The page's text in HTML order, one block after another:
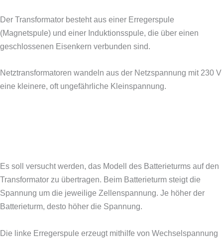
Der Transformator besteht aus einer Erregerspule
(Magnetspule) und einer Induktionsspule, die über einen
geschlossenen Eisenkern verbunden sind.
Netztransformatoren wandeln aus der Netzspannung mit 230 V
eine kleinere, oft ungefährliche Kleinspannung.
Es soll versucht werden, das Modell des Batterieturms auf den
Transformator zu übertragen. Beim Batterieturm steigt die
Spannung um die jeweilige Zellenspannung. Je höher der
Batterieturm, desto höher die Spannung.
Die linke Erregerspule erzeugt mithilfe von Wechselspannung